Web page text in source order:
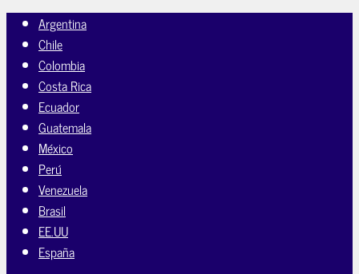
Argentina
Chile
Colombia
Costa Rica
Ecuador
Guatemala
México
Perú
Venezuela
Brasil
EE.UU
España